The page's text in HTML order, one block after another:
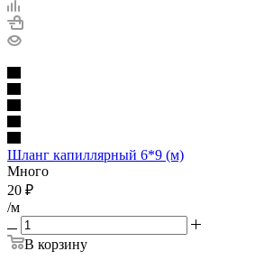
Шланг капиллярный 6*9 (м)
Много
20 ₽
/м
В корзину